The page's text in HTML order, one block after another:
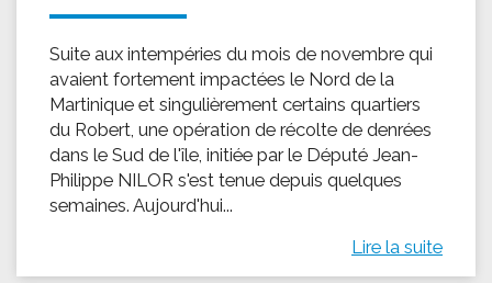
Suite aux intempéries du mois de novembre qui
avaient fortement impactées le Nord de la
Martinique et singulièrement certains quartiers
du Robert, une opération de récolte de denrées
dans le Sud de l'île, initiée par le Député Jean-
Philippe NILOR s'est tenue depuis quelques
semaines. Aujourd'hui...
Lire la suite